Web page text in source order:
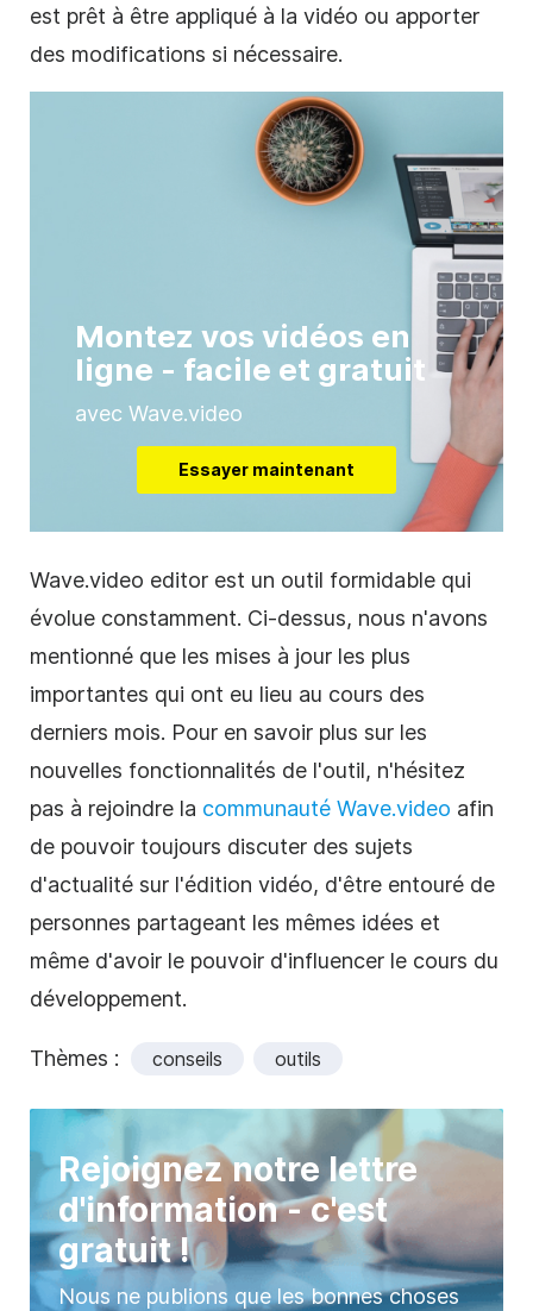
est prêt à être appliqué à la vidéo ou apporter
des modifications si nécessaire.
Montez vos vidéos en
ligne - facile et gratuit
avec Wave.video
Essayer maintenant
Wave.video editor est un outil formidable qui
évolue constamment. Ci-dessus, nous n'avons
mentionné que les mises à jour les plus
importantes qui ont eu lieu au cours des
derniers mois. Pour en savoir plus sur les
nouvelles fonctionnalités de l'outil, n'hésitez
pas à rejoindre la communauté Wave.video afin
de pouvoir toujours discuter des sujets
d'actualité sur l'édition vidéo, d'être entouré de
personnes partageant les mêmes idées et
même d'avoir le pouvoir d'influencer le cours du
développement.
Thèmes : conseils outils
Rejoignez notre lettre
d'information - c'est
gratuit !
Nous ne publions que les bonnes choses